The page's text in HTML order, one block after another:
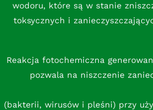
wodoru, które są w stanie
toksycznych i
Reakcja fotochemiczna
pozwala na niszczenie
(bakterii, wirusów i pleśni) przy